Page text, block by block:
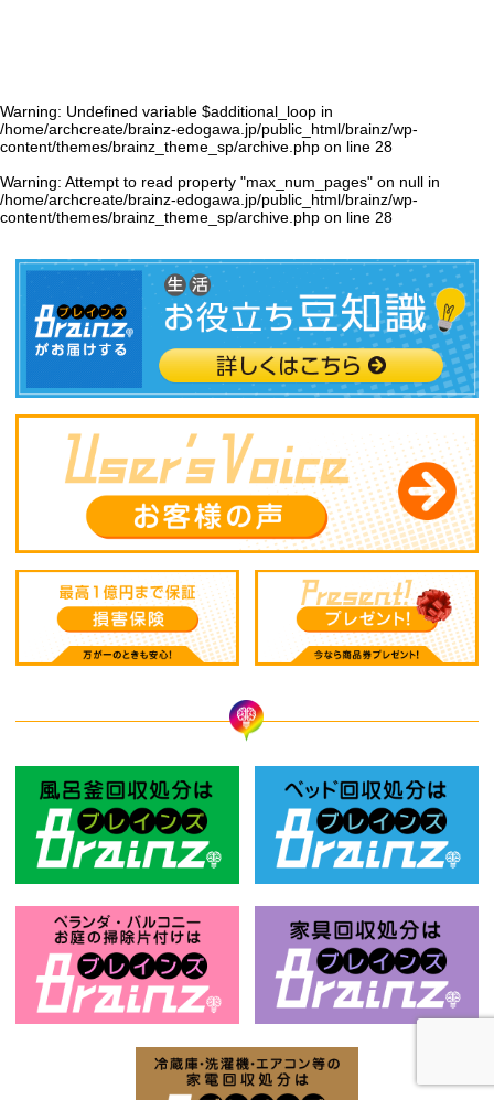
Warning: Undefined variable $additional_loop in
/home/archcreate/brainz-edogawa.jp/public_html/brainz/wp-
content/themes/brainz_theme_sp/archive.php on line 28
Warning: Attempt to read property "max_num_pages" on null in
/home/archcreate/brainz-edogawa.jp/public_html/brainz/wp-
content/themes/brainz_theme_sp/archive.php on line 28